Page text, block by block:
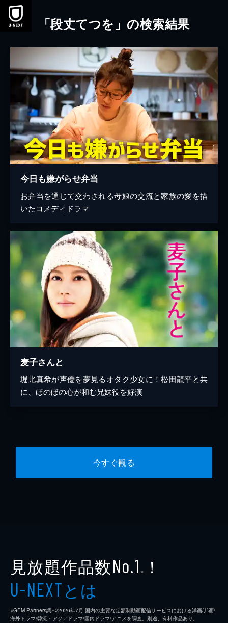
本文へスキップ
「段丈てつを」の検索結果
今日も嫌がらせ弁当
お弁当を通じて交わされる母娘の交流と家族の愛を描
いたコメディドラマ
麦子さんと
堀北真希が声優を夢見るオタク少女に！松田龍平と共
に、ほのぼの心が和む兄妹役を好演
今すぐ観る
見放題作品数No.1 ※ ！
U-NEXTとは
※GEM Partners調べ/2026年7⽉ 国内の主要な定額制動画配信サービスにおける洋画/邦画/
海外ドラマ/韓流・アジアドラマ/国内ドラマ/アニメを調査。別途、有料作品あり。